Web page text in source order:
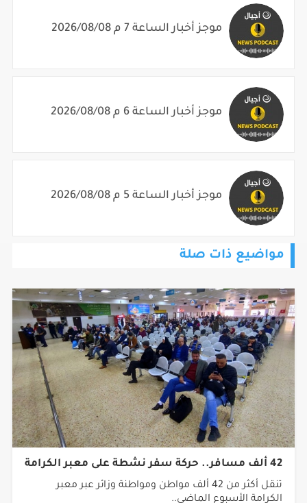
42 ألف مسافر.. حركة سفر نشطة على معبر الكرامة
تنقل أكثر من 42 ألف مواطن ومواطنة وزائر عبر معبر
الكرامة الأسبوع الماضي..